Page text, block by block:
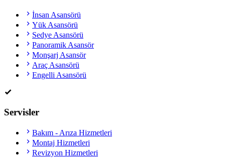
İnsan Asansörü
Yük Asansörü
Sedye Asansörü
Panoramik Asansör
Monşarj Asansör
Araç Asansörü
Engelli Asansörü
Servisler
Bakım - Arıza Hizmetleri
Montaj Hizmetleri
Revizyon Hizmetleri